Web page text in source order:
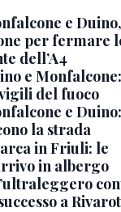
e
per fermare
dell’A4
e Monfalcone:
del fuoco
e
la strada
in Friuli: le
in albergo
a